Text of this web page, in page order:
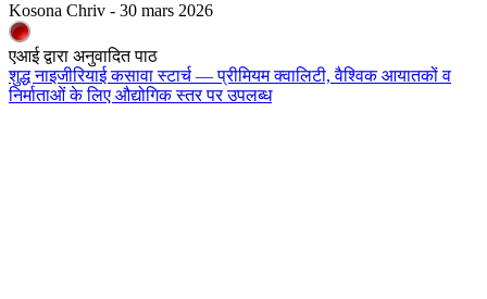
Kosona Chriv - 30 mars 2026
एआई द्वारा अनुवादित पाठ
शुद्ध नाइजीरियाई कसावा स्टार्च — प्रीमियम क्वालिटी, वैश्विक आयातकों व
निर्माताओं के लिए औद्योगिक स्तर पर उपलब्ध